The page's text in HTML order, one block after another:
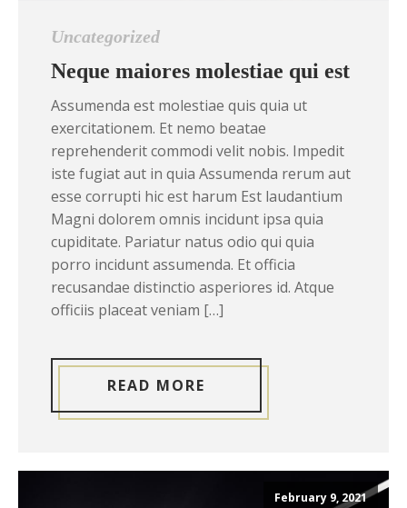
Uncategorized
Neque maiores molestiae qui est
Assumenda est molestiae quis quia ut
exercitationem. Et nemo beatae
reprehenderit commodi velit nobis. Impedit
iste fugiat aut in quia Assumenda rerum aut
esse corrupti hic est harum Est laudantium
Magni dolorem omnis incidunt ipsa quia
cupiditate. Pariatur natus odio qui quia
porro incidunt assumenda. Et officia
recusandae distinctio asperiores id. Atque
officiis placeat veniam […]
READ MORE
February 9, 2021